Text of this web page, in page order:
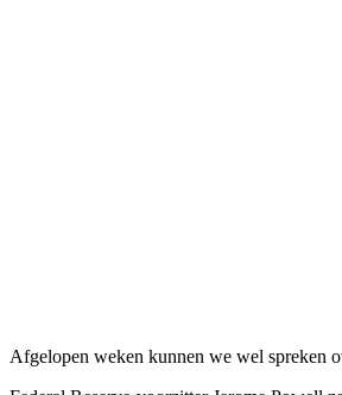
Afgelopen weken kunnen we wel spreken